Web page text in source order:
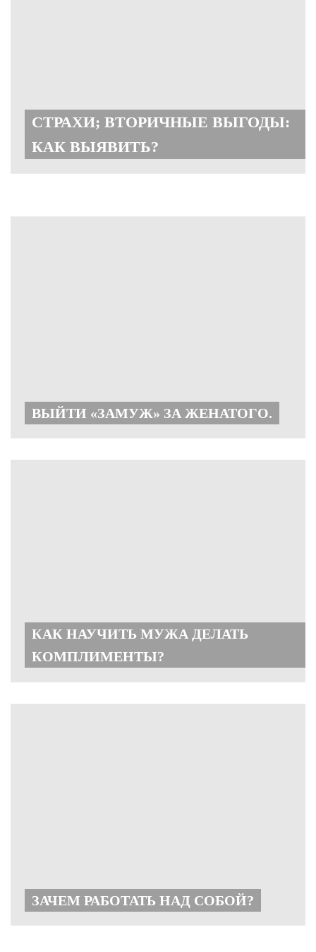
СТРАХИ; ВТОРИЧНЫЕ ВЫГОДЫ:
КАК ВЫЯВИТЬ?
ВЫЙТИ «ЗАМУЖ» ЗА ЖЕНАТОГО.
КАК НАУЧИТЬ МУЖА ДЕЛАТЬ
КОМПЛИМЕНТЫ?
ЗАЧЕМ РАБОТАТЬ НАД СОБОЙ?